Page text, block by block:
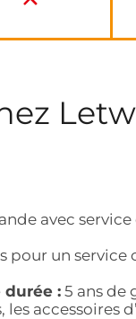
avec
pour un
durée :5 ans de
accessoires